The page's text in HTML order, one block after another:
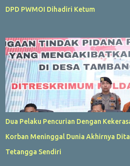
DPD PWMOI Dihadiri Ketum
Dua Pelaku Pencurian Dengan
Korban Meninggal Dunia Akhirnya
Tetangga Sendiri